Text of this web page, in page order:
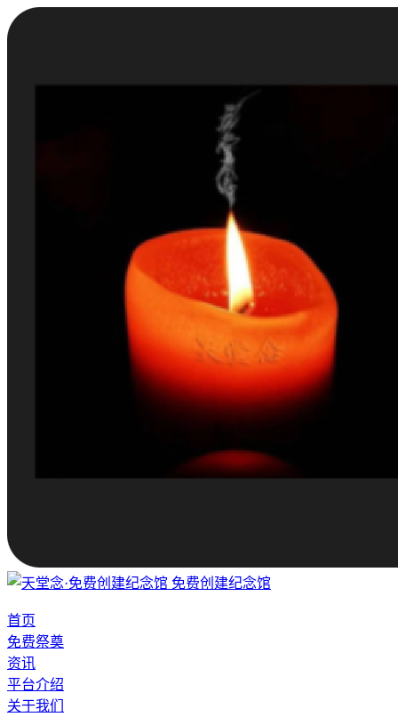
免费创建纪念馆
首页
免费祭奠
资讯
平台介绍
关于我们